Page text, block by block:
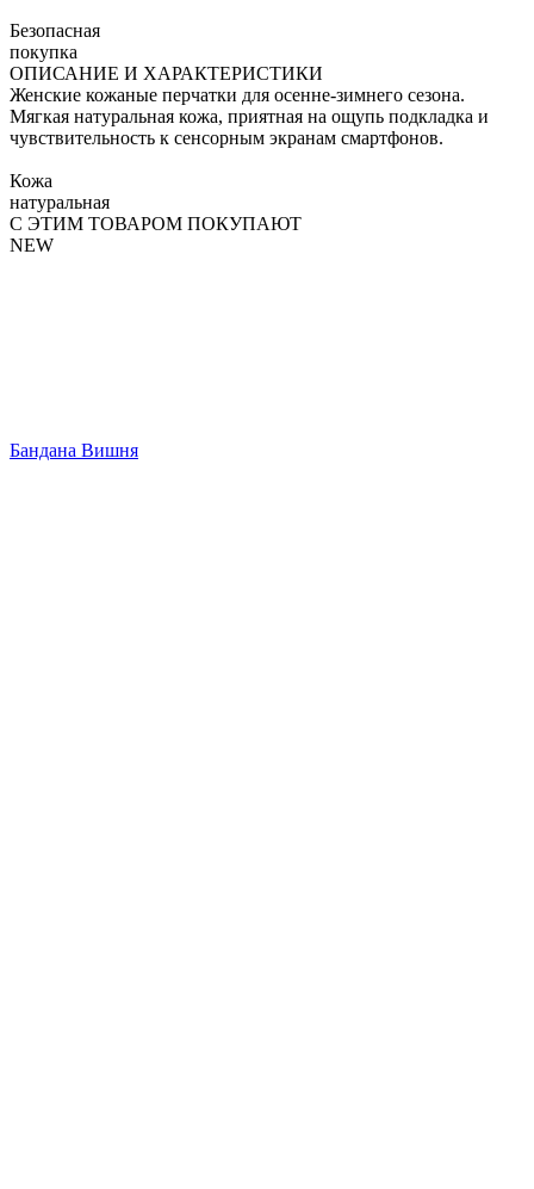
Безопасная
покупка
ОПИСАНИЕ И ХАРАКТЕРИСТИКИ
Женские кожаные перчатки для осенне-зимнего сезона.
Мягкая натуральная кожа, приятная на ощупь подкладка и
чувствительность к сенсорным экранам смартфонов.
Кожа
натуральная
С ЭТИМ ТОВАРОМ ПОКУПАЮТ
NEW
Бандана Вишня